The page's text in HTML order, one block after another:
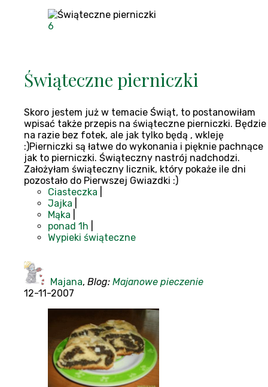
6
Świąteczne pierniczki
Skoro jestem już w temacie Świąt, to postanowiłam
wpisać także przepis na świąteczne pierniczki. Będzie
na razie bez fotek, ale jak tylko będą , wkleję
:)Pierniczki są łatwe do wykonania i pięknie pachnące
jak to pierniczki. Świąteczny nastrój nadchodzi.
Założyłam świąteczny licznik, który pokaże ile dni
pozostało do Pierwszej Gwiazdki :)
Ciasteczka
Jajka
Mąka
ponad 1h
Wypieki świąteczne
Majana, Blog: Majanowe pieczenie
12-11-2007